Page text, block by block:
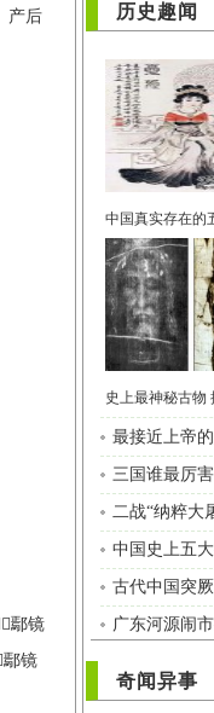
产后
鄢镜
鄢镜
历史趣闻
最接近上帝
三国谁最厉
二战“纳粹大
中国史上五
古代中国突
广东河源闹
奇闻异事